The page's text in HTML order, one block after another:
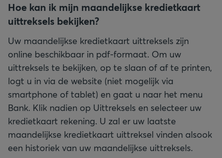
Hoe kan ik mijn maandelijkse kredietkaart
uittreksels bekijken?
Uw maandelijkse kredietkaart uittreksels zijn
online beschikbaar in pdf-formaat. Om uw
uittreksels te bekijken, op te slaan of af te printen,
logt u in via de website (niet mogelijk via
smartphone of tablet) en gaat u naar het menu
Bank. Klik nadien op Uittreksels en selecteer uw
kredietkaart rekening. U zal er uw laatste
maandelijkse kredietkaart uittreksel vinden alsook
een historiek van uw maandelijkse uittreksels.